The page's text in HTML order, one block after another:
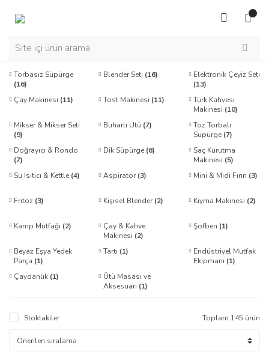
Torbasız Süpürge
(16)
Blender Seti (16)
Elektronik Çeyiz Seti
(13)
Çay Makinesi (11) Tost Makinesi (11)
Türk Kahvesi
Makinesi (10)
Mikser & Mikser Seti
(9)
Buharlı Ütü (7)
Toz Torbalı
Süpürge (7)
Doğrayıcı & Rondo
(7)
Dik Süpürge (6)
Saç Kurutma
Makinesi (5)
Su Isıtıcı & Kettle (4) Aspiratör(3) Mini & Midi Fırın (3)
Fritöz (3) Kişisel Blender(2) Kıyma Makinesi (2)
Kamp Mutfağı (2)
Çay & Kahve
Makinesi (2)
Şofben (1)
Beyaz Eşya Yedek
Parça (1)
Tartı (1)
Endüstriyel Mutfak
Ekipmanı (1)
Çaydanlık (1)
Ütü Masası ve
Aksesuarı (1)
Stoktakiler Toplam 145 ürün